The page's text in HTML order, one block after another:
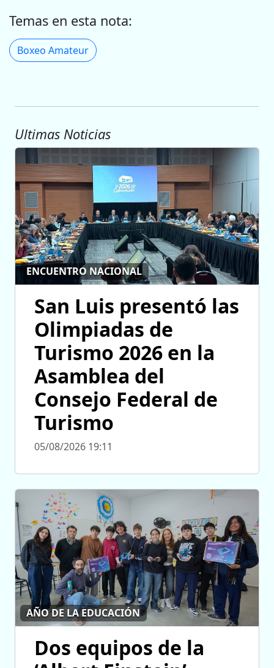
Temas en esta nota:
Boxeo Amateur
Ultimas Noticias
ENCUENTRO NACIONAL
San Luis presentó las
Olimpiadas de
Turismo 2026 en la
Asamblea del
Consejo Federal de
Turismo
05/08/2026 19:11
AÑO DE LA EDUCACIÓN
Dos equipos de la